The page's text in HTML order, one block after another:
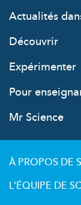
Actualités
Découvrir
Expérimenter
Pour
Mr Science
À PROPOS DE
L'ÉQUIPE DE